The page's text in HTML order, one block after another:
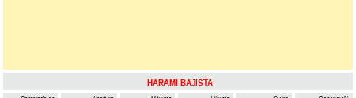
HARAMI BAJISTA